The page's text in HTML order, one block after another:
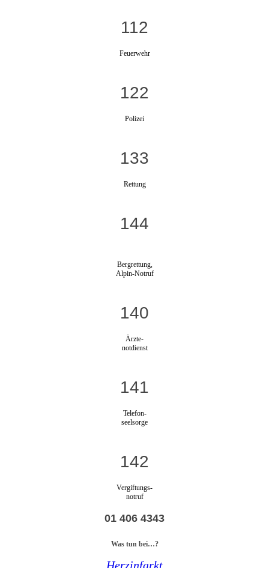
112
Feuerwehr
122
Polizei
133
Rettung
144
Bergrettung,
Alpin-Notruf
140
Ärzte-
notdienst
141
Telefon-
seelsorge
142
Vergiftungs-
notruf
01 406 4343
Was tun bei…?
Herzinfarkt